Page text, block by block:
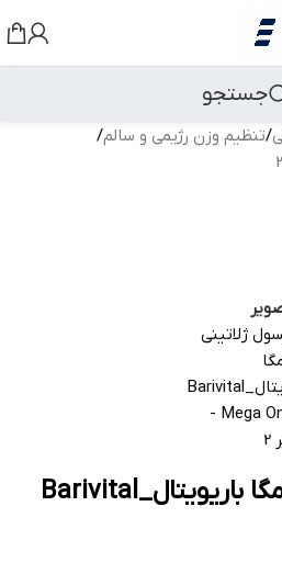
جستجو
/تنظیم وزن رژیمی و سالم/
کپسول ژلاتینی مگا امگا باریویتال_Barivital